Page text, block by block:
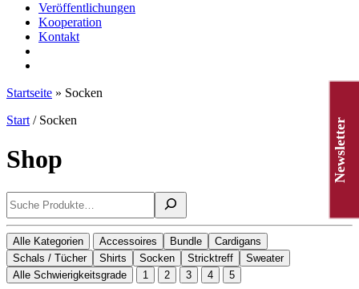
Veröffentlichungen
Kooperation
Kontakt
Startseite » Socken
Start / Socken
Shop
Suchen
Alle Kategorien Accessoires Bundle
Cardigans
Schals / Tücher
Shirts Socken Stricktreff
Sweater
Alle Schwierigkeitsgrade
1 2 3 4 5
Newsletter